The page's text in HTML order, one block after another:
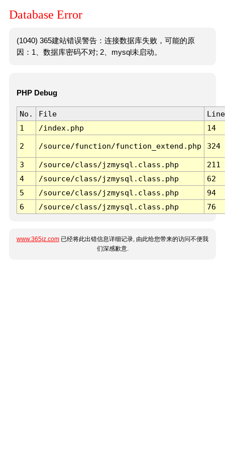
Database Error
(1040) 365建站错误警告：连接数据库失败，可能的原
因：1、数据库密码不对; 2、mysql未启动。
PHP Debug
No. File
Line
1
/index.php 14
2 /source/function/function_extend.php 324
3 /source/class/jzmysql.class.php
211
4
/source/class/jzmysql.class.php
62
5
/source/class/jzmysql.class.php
94
6
/source/class/jzmysql.class.php 76
www.365jz.com 已经将此出错信息详细记录, 由此给您带来的访问不便我
们深感歉意.